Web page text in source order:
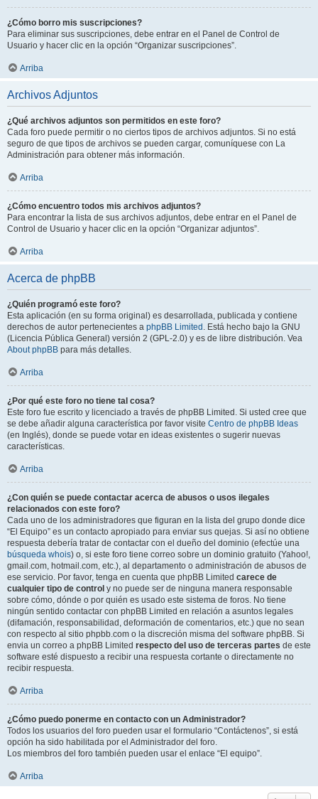
¿Cómo borro mis suscripciones?
Para eliminar sus suscripciones, debe entrar en el Panel de Control de
Usuario y hacer clic en la opción “Organizar suscripciones”.
Arriba
Archivos Adjuntos
¿Qué archivos adjuntos son permitidos en este foro?
Cada foro puede permitir o no ciertos tipos de archivos adjuntos. Si no está
seguro de que tipos de archivos se pueden cargar, comuníquese con La
Administración para obtener más información.
Arriba
¿Cómo encuentro todos mis archivos adjuntos?
Para encontrar la lista de sus archivos adjuntos, debe entrar en el Panel de
Control de Usuario y hacer clic en la opción “Organizar adjuntos”.
Arriba
Acerca de phpBB
¿Quién programó este foro?
Esta aplicación (en su forma original) es desarrollada, publicada y contiene
derechos de autor pertenecientes a phpBB Limited . Está hecho bajo la GNU
(Licencia Pública General) versión 2 (GPL-2.0) y es de libre distribución. Vea
About phpBB para más detalles.
Arriba
¿Por qué este foro no tiene tal cosa?
Este foro fue escrito y licenciado a través de phpBB Limited. Si usted cree que
se debe añadir alguna característica por favor visite Centro de phpBB Ideas
(en Inglés), donde se puede votar en ideas existentes o sugerir nuevas
características.
Arriba
¿Con quién se puede contactar acerca de abusos o usos ilegales
relacionados con este foro?
Cada uno de los administradores que figuran en la lista del grupo donde dice
“El Equipo” es un contacto apropiado para enviar sus quejas. Si así no obtiene
respuesta debería tratar de contactar con el dueño del dominio (efectúe una
búsqueda whois) o, si este foro tiene correo sobre un dominio gratuito (Yahoo!,
gmail.com, hotmail.com, etc.), al departamento o administración de abusos de
ese servicio. Por favor, tenga en cuenta que phpBB Limited carece de
cualquier tipo de control y no puede ser de ninguna manera responsable
sobre cómo, dónde o por quién es usado este sistema de foros. No tiene
ningún sentido contactar con phpBB Limited en relación a asuntos legales
(difamación, responsabilidad, deformación de comentarios, etc.) que no sean
con respecto al sitio phpbb.com o la discreción misma del software phpBB. Si
envia un correo a phpBB Limited respecto del uso de terceras partes de este
software esté dispuesto a recibir una respuesta cortante o directamente no
recibir respuesta.
Arriba
¿Cómo puedo ponerme en contacto con un Administrador?
Todos los usuarios del foro pueden usar el formulario “Contáctenos”, si está
opción ha sido habilitada por el Administrador del foro.
Los miembros del foro también pueden usar el enlace “El equipo”.
Arriba